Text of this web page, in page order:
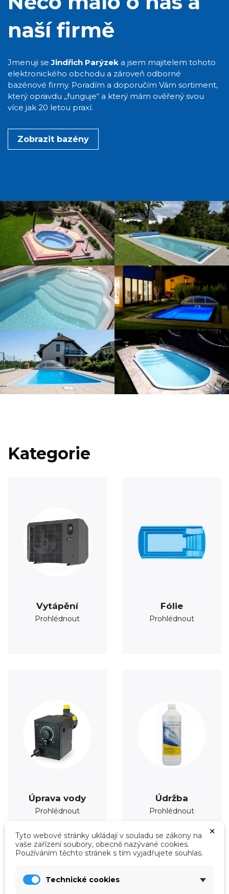
naší firmě
Jmenuji seJindřich Parýzek a jsem majitelem tohoto
elektronického obchodu a zároveň odborné
bazénové firmy. Poradím a doporučím Vám sortiment,
který opravdu „funguje“ a který mám ověřený svou
více jak 20 letou praxí.
Zobrazit bazény
Kategorie
Vytápění
Prohlédnout
Fólie
Prohlédnout
Úprava vody
Prohlédnout
Údržba
Prohlédnout
×
Tyto webové stránky ukládají v souladu se zákony na
vaše zařízení soubory, obecně nazývané cookies.
Používáním těchto stránek s tím vyjadřujete souhlas.
Technické cookies